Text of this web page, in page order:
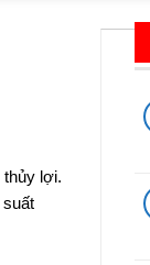
lợi.